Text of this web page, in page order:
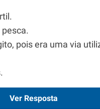
pesca.
pois era uma via
Ver Resposta